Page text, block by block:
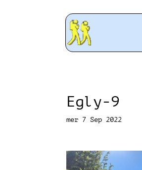
Egly-9
mer 7 Sep 2022